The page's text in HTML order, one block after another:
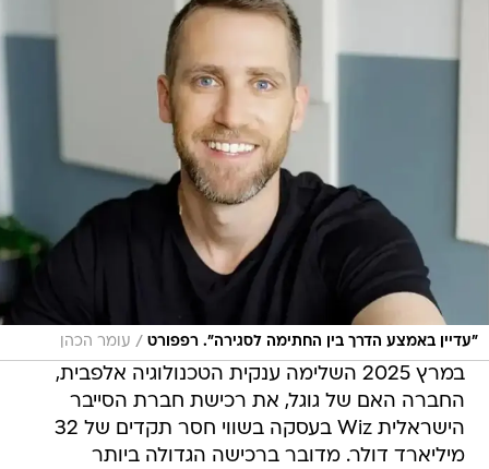
"עדיין באמצע הדרך בין החתימה לסגירה". רפפורט / עומר הכהן
במרץ 2025 השלימה ענקית הטכנולוגיה אלפבית,
החברה האם של גוגל, את רכישת חברת הסייבר
הישראלית Wiz בעסקה בשווי חסר תקדים של 32
מיליארד דולר. מדובר ברכישה הגדולה ביותר